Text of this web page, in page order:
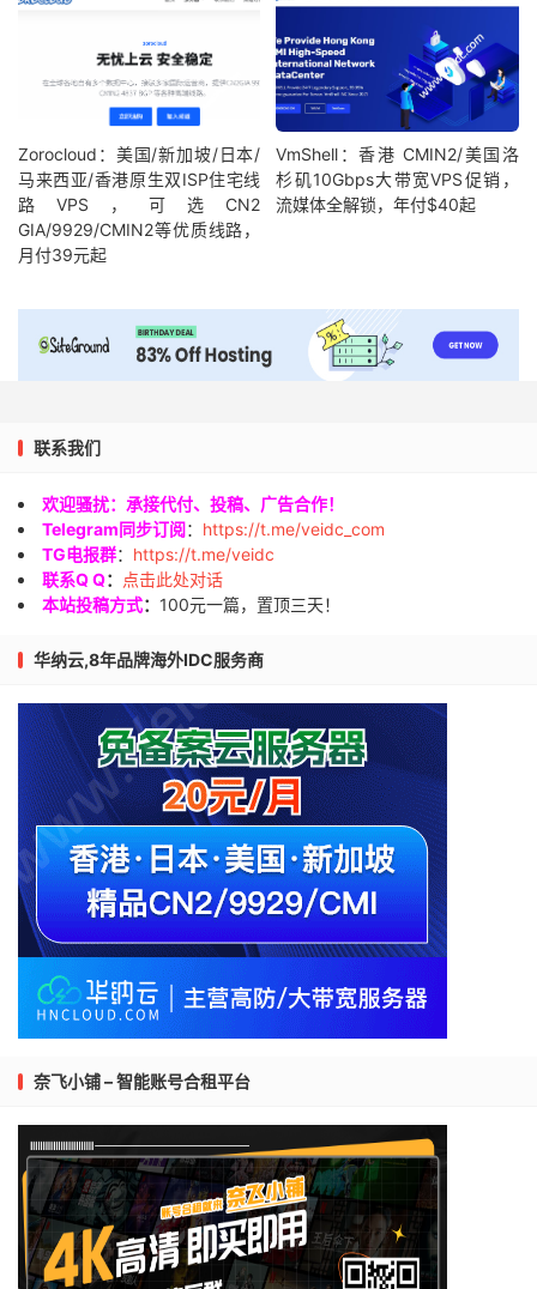
Zorocloud：美国/新加坡/日本/
马来西亚/香港原生双ISP住宅线
路VPS，可选CN2
GIA/9929/CMIN2等优质线路，
月付39元起
VmShell：香港 CMIN2/美国洛
杉矶10Gbps大带宽VPS促销，
流媒体全解锁，年付$40起
联系我们
欢迎骚扰：承接代付、投稿、广告合作！
Telegram同步订阅： https://t.me/veidc_com
TG电报群： https://t.me/veidc
联系Q Q：
点击此处对话
本站投稿方式： 100元一篇，置顶三天！
华纳云,8年品牌海外IDC服务商
奈飞小铺 – 智能账号合租平台